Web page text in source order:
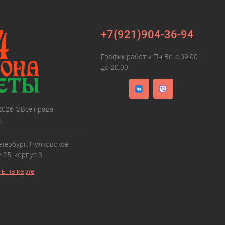
©Все права
Пулковское
корпус 3
на карте
+7(921)904-36-94
График работы Пн-Вс: с 09.00
до 20.00